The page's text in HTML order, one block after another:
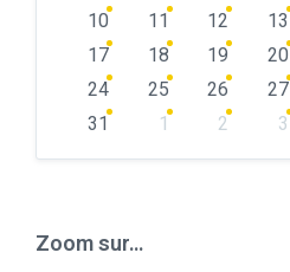
10
11 12 13
17
18 19 20
24
25 26 27
31
1 2 3
Zoom sur…